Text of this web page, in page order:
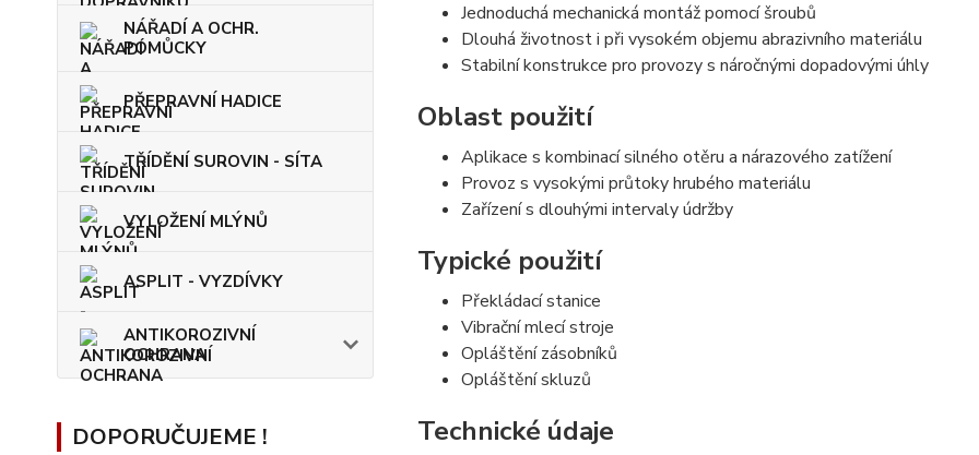
NÁŘADÍ A OCHR.
POMŮCKY
PŘEPRAVNÍ HADICE
TŘÍDĚNÍ SUROVIN - SÍTA
VYLOŽENÍ MLÝNŮ
ASPLIT - VYZDÍVKY
ANTIKOROZIVNÍ
OCHRANA
DOPORUČUJEME !
Jednoduchá mechanická montáž pomocí šroubů
Dlouhá životnost i při vysokém objemu abrazivního materiálu
Stabilní konstrukce pro provozy s náročnými dopadovými úhly
Oblast použití
Aplikace s kombinací silného otěru a nárazového zatížení
Provoz s vysokými průtoky hrubého materiálu
Zařízení s dlouhými intervaly údržby
Typické použití
Překládací stanice
Vibrační mlecí stroje
Opláštění zásobníků
Opláštění skluzů
Technické údaje